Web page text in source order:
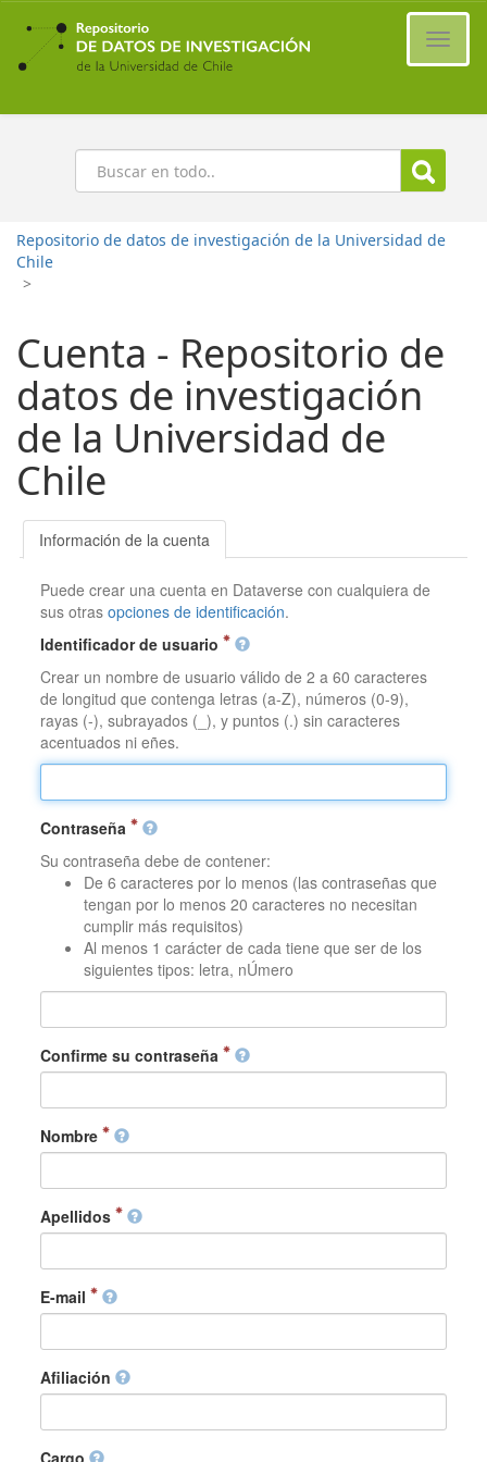
Ir
contenido
principal
Buscar
Repositorio de datos de investigación de la Universidad de
Chile
>
Cuenta - Repositorio de
datos de investigación
de la Universidad de
Chile
Información de la cuenta
Puede crear una cuenta en Dataverse con cualquiera de
sus otrasopciones de identificación.
Identificador de usuario
Crear un nombre de usuario válido de 2 a 60 caracteres
de longitud que contenga letras (a-Z), números (0-9),
rayas (-), subrayados (_), y puntos (.) sin caracteres
acentuados ni eñes.
Contraseña
Su contraseña debe de contener:
De 6 caracteres por lo menos (las contraseñas que
tengan por lo menos 20 caracteres no necesitan
cumplir más requisitos)
Al menos 1 carácter de cada tiene que ser de los
siguientes tipos: letra, nÚmero
Confirme su contraseña
Nombre
Apellidos
E-mail
Afiliación
Cargo